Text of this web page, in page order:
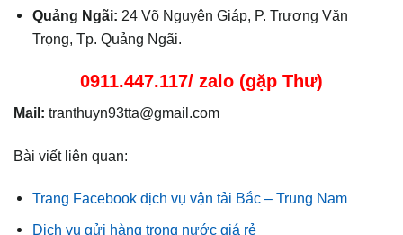
Quảng Ngãi: 24 Võ Nguyên Giáp, P. Trương Văn
Trọng, Tp. Quảng Ngãi.
0911.447.117/ zalo (gặp Thư)
Mail: tranthuyn93tta@gmail.com
Bài viết liên quan:
Trang Facebook dịch vụ vận tải Bắc – Trung Nam
Dịch vụ gửi hàng trong nước giá rẻ